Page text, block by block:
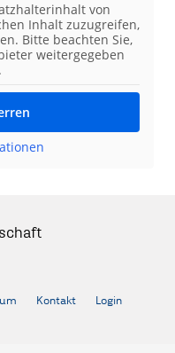
von
Inhalt zuzugreifen,
Bitte beachten Sie,
weitergegeben
Kontakt Login